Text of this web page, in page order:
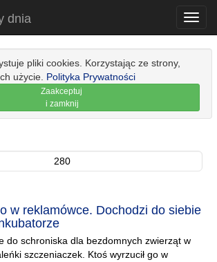
dnia
pliki cookies. Korzystając ze strony,
użycie. Polityka Prywatności
Zaakceptuj
i zamknij
280
w reklamówce. Dochodzi do siebie
do schroniska dla bezdomnych zwierząt w
szczeniaczek. Ktoś wyrzucił go w